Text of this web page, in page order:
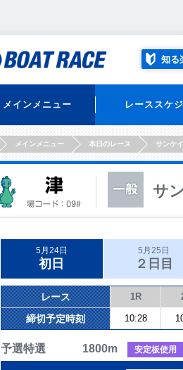
知る
メインメニュー レーススケ
HOMEメインメニュー 本日のレース サンケ
サ
5月24日
初日
5月25日
２日目
レース 1R
締切予定時刻 10:28
予選特選 1800m 安定板使用